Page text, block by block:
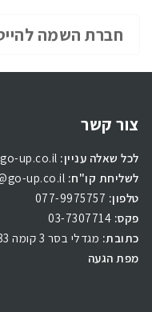
חברת השמה
צור קשר
לכל שאלה עניין:
לשליחת קו"ח:
טלפון:
פקס:
כתובת: מגדלי בסר 3 קומה 33, הכינרת 9 בני ברק
מפת הגעה